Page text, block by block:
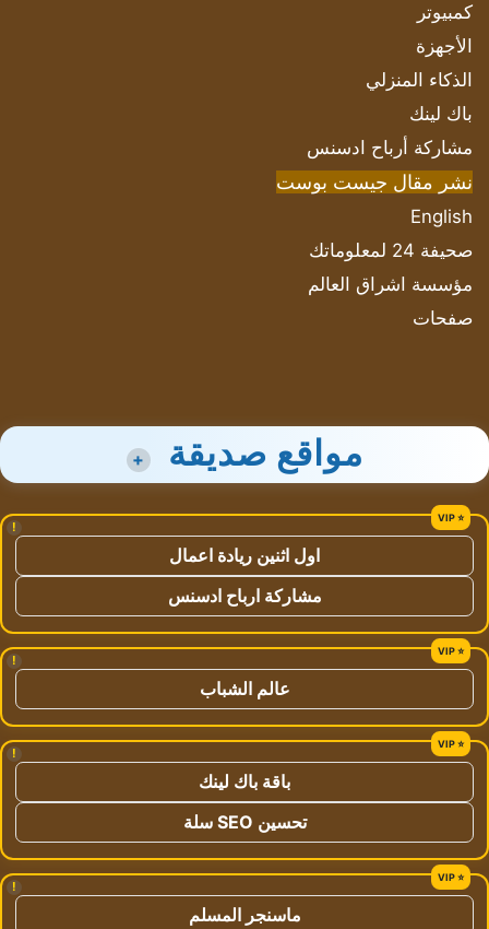
كمبيوتر
الأجهزة
الذكاء المنزلي
باك لينك
مشاركة أرباح ادسنس
نشر مقال جيست بوست
English
صحيفة 24 لمعلوماتك
مؤسسة اشراق العالم
صفحات
مواقع صديقة +
!
اول اثنين ريادة اعمال
مشاركة ارباح ادسنس
!
عالم الشباب
!
باقة باك لينك
تحسين SEO سلة
!
ماسنجر المسلم